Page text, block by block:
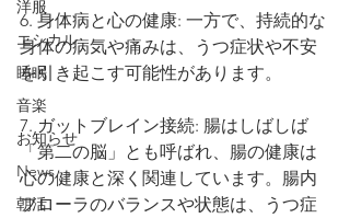
洋服
エシカル
睡眠
音楽
お知らせ
News
朝活
6. 身体病と心の健康: 一方で、持続的な
身体の病気や痛みは、うつ症状や不安
を引き起こす可能性があります。
7. ガットブレイン接続: 腸はしばしば
「第二の脳」とも呼ばれ、腸の健康は
心の健康と深く関連しています。腸内
フローラのバランスや状態は、うつ症